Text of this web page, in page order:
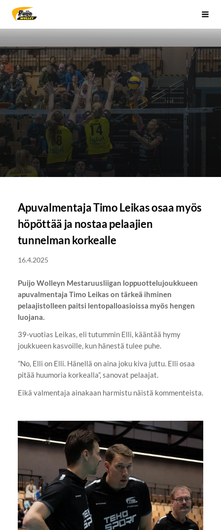
Siirry
sivun
Sivuston etusivulle
Apuvalmentaja Timo Leikas osaa myös
höpöttää ja nostaa pelaajien
tunnelman korkealle
16.4.2025
Puijo Wolleyn Mestaruusliigan loppuottelujoukkueen
apuvalmentaja Timo Leikas on tärkeä ihminen
pelaajistolleen paitsi lentopalloasioissa myös hengen
luojana.
39-vuotias Leikas, eli tutummin Elli, kääntää hymy
joukkueen kasvoille, kun hänestä tulee puhe.
”No, Elli on Elli. Hänellä on aina joku kiva juttu. Elli osaa
pitää huumoria korkealla”, sanovat pelaajat.
Eikä valmentaja ainakaan harmistu näistä kommenteista.